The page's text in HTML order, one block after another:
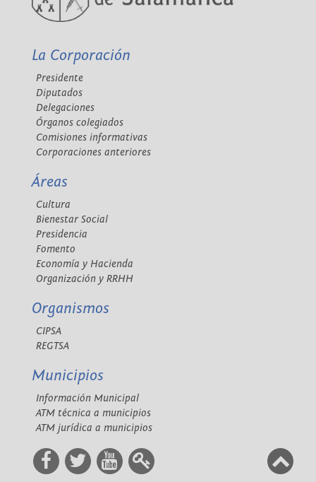
La Corporación
Presidente
Diputados
Delegaciones
Órganos colegiados
Comisiones informativas
Corporaciones anteriores
Áreas
Cultura
Bienestar Social
Presidencia
Fomento
Economía y Hacienda
Organización y RRHH
Organismos
CIPSA
REGTSA
Municipios
Información Municipal
ATM técnica a municipios
ATM jurídica a municipios